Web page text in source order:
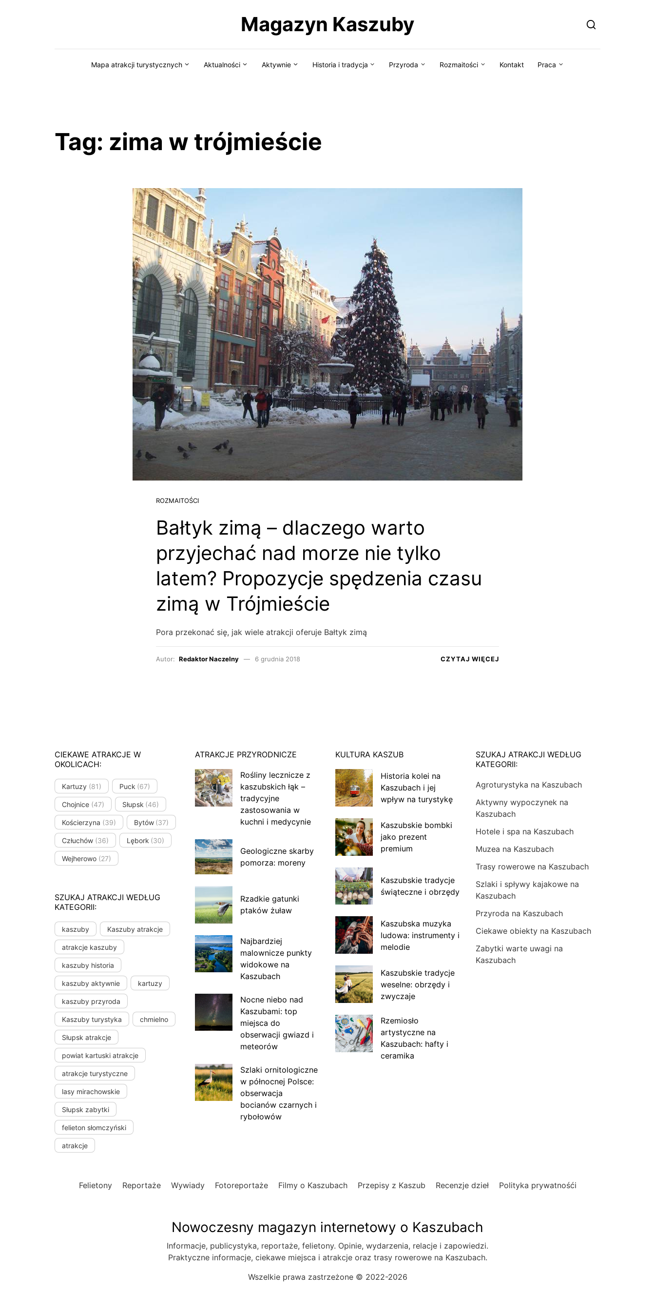
Magazyn Kaszuby
Mapa atrakcji turystycznych Aktualności Aktywnie Historia i tradycja Przyroda Rozmaitości Kontakt Praca
Tag: zima w trójmieście
ROZMAITOŚCI
Bałtyk zimą – dlaczego warto
przyjechać nad morze nie tylko
latem? Propozycje spędzenia czasu
zimą w Trójmieście
Pora przekonać się, jak wiele atrakcji oferuje Bałtyk zimą
Autor: Redaktor Naczelny 6 grudnia 2018 CZYTAJ WIĘCEJ
CIEKAWE ATRAKCJE W
OKOLICACH:
Kartuzy (81) Puck (67)
Chojnice (47) Słupsk (46)
Kościerzyna (39) Bytów (37)
Człuchów (36) Lębork (30)
Wejherowo (27)
SZUKAJ ATRAKCJI WEDŁUG
KATEGORII:
kaszuby Kaszuby atrakcje
atrakcje kaszuby
kaszuby historia
kaszuby aktywnie kartuzy
kaszuby przyroda
Kaszuby turystyka chmielno
Słupsk atrakcje
powiat kartuski atrakcje
atrakcje turystyczne
lasy mirachowskie
Słupsk zabytki
felieton słomczyński
atrakcje
ATRAKCJE PRZYRODNICZE
Rośliny lecznicze z
kaszubskich łąk –
tradycyjne
zastosowania w
kuchni i medycynie
Geologiczne skarby
pomorza: moreny
Rzadkie gatunki
ptaków żuław
Najbardziej
malownicze punkty
widokowe na
Kaszubach
Nocne niebo nad
Kaszubami: top
miejsca do
obserwacji gwiazd i
meteorów
Szlaki ornitologiczne
w północnej Polsce:
obserwacja
bocianów czarnych i
rybołowów
KULTURA KASZUB
Historia kolei na
Kaszubach i jej
wpływ na turystykę
Kaszubskie bombki
jako prezent
premium
Kaszubskie tradycje
świąteczne i obrzędy
Kaszubska muzyka
ludowa: instrumenty i
melodie
Kaszubskie tradycje
weselne: obrzędy i
zwyczaje
Rzemiosło
artystyczne na
Kaszubach: hafty i
ceramika
SZUKAJ ATRAKCJI WEDŁUG
KATEGORII:
Agroturystyka na Kaszubach
Aktywny wypoczynek na
Kaszubach
Hotele i spa na Kaszubach
Muzea na Kaszubach
Trasy rowerowe na Kaszubach
Szlaki i spływy kajakowe na
Kaszubach
Przyroda na Kaszubach
Ciekawe obiekty na Kaszubach
Zabytki warte uwagi na
Kaszubach
Felietony Reportaże Wywiady Fotoreportaże Filmy o Kaszubach Przepisy z Kaszub Recenzje dzieł Polityka prywatnośći
Nowoczesny magazyn internetowy o Kaszubach
Informacje, publicystyka, reportaże, felietony. Opinie, wydarzenia, relacje i zapowiedzi.
Praktyczne informacje, ciekawe miejsca i atrakcje oraz trasy rowerowe na Kaszubach.
Wszelkie prawa zastrzeżone © 2022-2026